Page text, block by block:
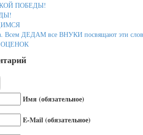
ПОБЕДЫ!
Всем ДЕДАМ все ВНУКИ посвящают эти
Имя (обязательное)
E-Mail (обязательное)